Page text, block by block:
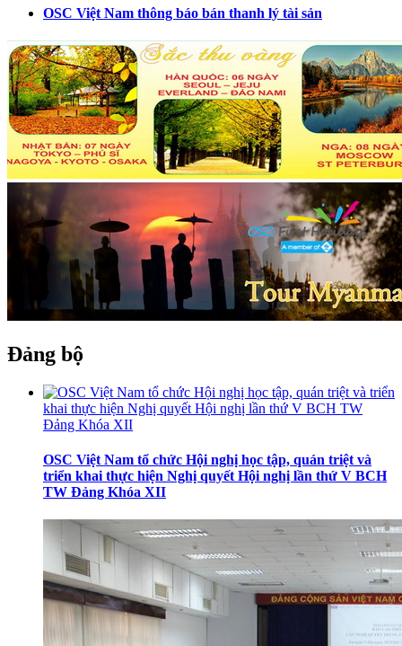
OSC Việt Nam thông báo bán thanh lý tài sản
Đảng bộ
OSC Việt Nam tổ chức Hội nghị học tập, quán triệt và
triển khai thực hiện Nghị quyết Hội nghị lần thứ V BCH
TW Đảng Khóa XII